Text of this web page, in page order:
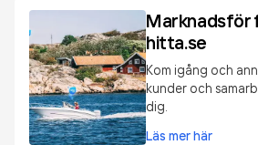
hitta.se
Kom igång och
kunder och
dig.
Läs mer här